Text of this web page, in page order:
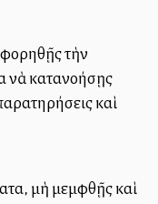
τὴν
νὰ κατανοήσῃς
καὶ
μὴ μεμφθῇς καὶ